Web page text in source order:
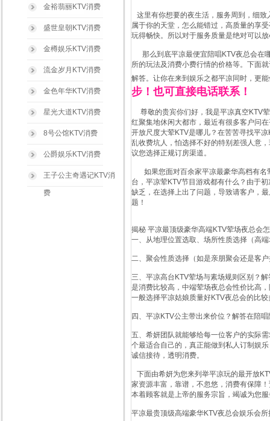
这里有你想要的夜生活，服务周到，细
属于你的天堂，怎么能错过，高质量的享
玩得畅快。所以对于服务质量是绝对可以
那么到底平凉最便宜陪唱KTV夜总会在
所的玩法及消费小费行情的价格等。下面
解答。让你在来到娱乐之都平凉同时，更
步！也可直接电话联系！
尊敬的贵宾你们好，我是平凉真空KTV
红聚集地休闲大都市，最近有很多客户问
开放尺度大荤KTV是哪儿？在苦苦寻找平
乱收费坑人，怕选择不好的特别差强人意
议您选择正规订房渠道。
如果您面对百余家平凉最豪华高档有名
台，平凉荤KTV节目游戏都有什么？由于
缺乏，在选择上出了问题，导致请客户，
题！
揭秘 平凉最顶级豪华高端KTV荤场夜总会
一、从地理位置选取、场所性质选择（高
二、聚会性质选择（如是亲朋聚会还是客
三、平凉高台KTV荤场与素场规则区别？
是消费比较高，中端荤场夜总会性价比高
一般选择平凉姑娘质量好KTV夜总会的比
四、平凉KTV公主带出来价位？解答在陪
五、希妍团队就能够给每一位客户的实际
个最适合自己的，真正能做到私人订制娱
诚信接待，透明消费。
下面由希妍为您来列举平凉玩的最开放
家资源丰富，靠谱，不忽悠，消费有保障
本着顾客就是上帝的服务宗旨，竭诚为您
平凉最贵顶级高端豪华KTV夜总会娱乐会
金裕翡丽KTV消费
盛世皇朝KTV消费
金樽娱乐KTV消费
流金岁月KTV消费
金色年华KTV消费
星光大道KTV消费
8号公馆KTV消费
公爵娱乐KTV消费
王子公主奇遇记KTV消
费